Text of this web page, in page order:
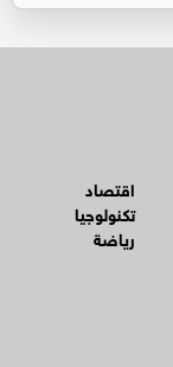
اقتصاد
تكنولوجيا
رياضة